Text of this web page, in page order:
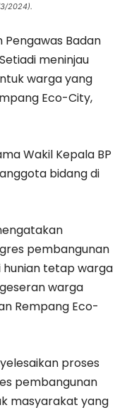
2024).
Pengawas Badan
meninjau
warga yang
Eco-City,
Wakil Kepala BP
bidang di
pembangunan
tetap warga
warga
Rempang Eco-
proses
pembangunan
masyarakat yang